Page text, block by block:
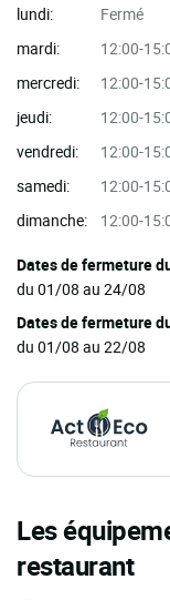
lundi:
Fermé
mardi:
12:00-
mercredi:
12:00-
jeudi:
12:00-
vendredi:
12:00-
samedi:
12:00-
dimanche:
12:00-
Dates de fermeture
du 01/08 au 24/08
Dates de fermeture
du 01/08 au 22/08
Les
restaurant